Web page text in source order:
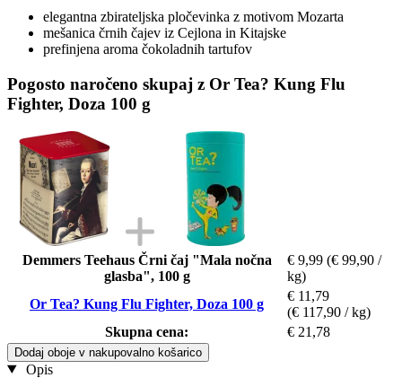
elegantna zbirateljska pločevinka z motivom Mozarta
mešanica črnih čajev iz Cejlona in Kitajske
prefinjena aroma čokoladnih tartufov
Pogosto naročeno skupaj z Or Tea? Kung Flu
Fighter, Doza 100 g
Demmers Teehaus Črni čaj "Mala nočna
glasba", 100 g
€ 9,99 (€ 99,90 /
kg)
Or Tea? Kung Flu Fighter, Doza 100 g
€ 11,79
(€ 117,90 / kg)
Skupna cena:
€ 21,78
Dodaj oboje v nakupovalno košarico
Opis